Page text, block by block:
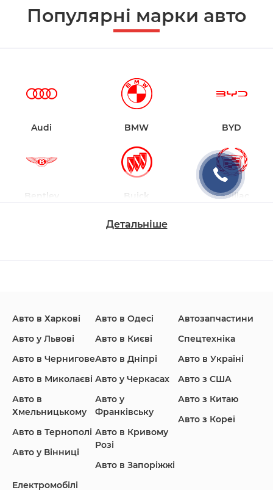
Популярні марки авто
Audi BMW BYD
Bentley Buick Cadillac
Honda Hyundai
Infiniti Jaguar Jeep
Land Rover
Детальніше
Авто в Харкові
Авто у Львові
Авто в Чернигове
Авто в Миколаєві
Авто в
Хмельницькому
Авто в Тернополі
Авто у Вінниці
Авто в Одесі
Авто в Києві
Авто в Дніпрі
Авто у Черкасах
Авто у
Франківську
Авто в Кривому
Розі
Авто в Запоріжжі
Автозапчастини
Спецтехніка
Авто в Україні
Авто з США
Авто з Китаю
Авто з Кореї
Електромобілі